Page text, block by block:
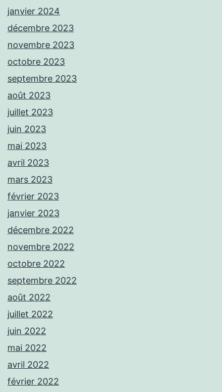
janvier 2024
décembre 2023
novembre 2023
octobre 2023
septembre 2023
août 2023
juillet 2023
juin 2023
mai 2023
avril 2023
mars 2023
février 2023
janvier 2023
décembre 2022
novembre 2022
octobre 2022
septembre 2022
août 2022
juillet 2022
juin 2022
mai 2022
avril 2022
février 2022